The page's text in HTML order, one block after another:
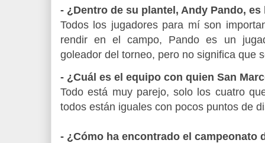
- ¿Dentro de su plantel, Andy Pando, es
Todos los jugadores para mí son
rendir en el campo, Pando es un
goleador del torneo, pero no significa que
- ¿Cuál es el equipo con quien San
Todo está muy parejo, solo los cuatro
todos están iguales con pocos puntos de
- ¿Cómo ha encontrado el campeonato